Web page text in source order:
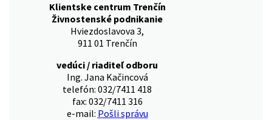
Klientske centrum Trenčín
Živnostenské podnikanie
Hviezdoslavova 3,
911 01 Trenčín
vedúci / riaditeľ odboru
Ing. Jana Kačincová
telefón: 032/7411 418
fax: 032/7411 316
e-mail: Pošli správu